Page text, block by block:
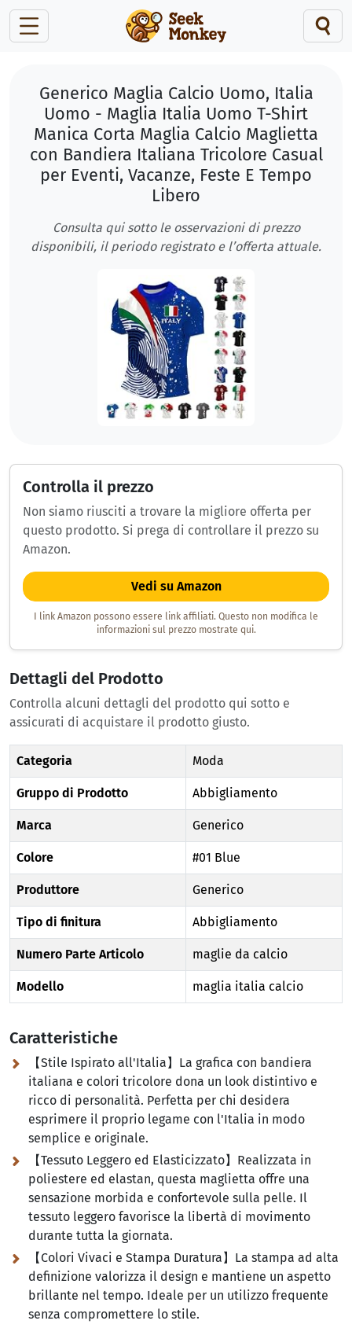
Generico Maglia Calcio Uomo, Italia
Uomo - Maglia Italia Uomo T-Shirt
Manica Corta Maglia Calcio Maglietta
con Bandiera Italiana Tricolore Casual
per Eventi, Vacanze, Feste E Tempo
Libero
Consulta qui sotto le osservazioni di prezzo
disponibili, il periodo registrato e l’offerta attuale.
Controlla il prezzo
Non siamo riusciti a trovare la migliore offerta per
questo prodotto. Si prega di controllare il prezzo su
Amazon.
Vedi su Amazon
I link Amazon possono essere link affiliati. Questo non modifica le
informazioni sul prezzo mostrate qui.
Dettagli del Prodotto
Controlla alcuni dettagli del prodotto qui sotto e
assicurati di acquistare il prodotto giusto.
Categoria Moda
Gruppo di Prodotto Abbigliamento
Marca Generico
Colore #01 Blue
Produttore Generico
Tipo di finitura Abbigliamento
Numero Parte Articolo maglie da calcio
Modello maglia italia calcio
Caratteristiche
【Stile Ispirato all'Italia】La grafica con bandiera
italiana e colori tricolore dona un look distintivo e
ricco di personalità. Perfetta per chi desidera
esprimere il proprio legame con l'Italia in modo
semplice e originale.
【Tessuto Leggero ed Elasticizzato】Realizzata in
poliestere ed elastan, questa maglietta offre una
sensazione morbida e confortevole sulla pelle. Il
tessuto leggero favorisce la libertà di movimento
durante tutta la giornata.
【Colori Vivaci e Stampa Duratura】La stampa ad alta
definizione valorizza il design e mantiene un aspetto
brillante nel tempo. Ideale per un utilizzo frequente
senza compromettere lo stile.